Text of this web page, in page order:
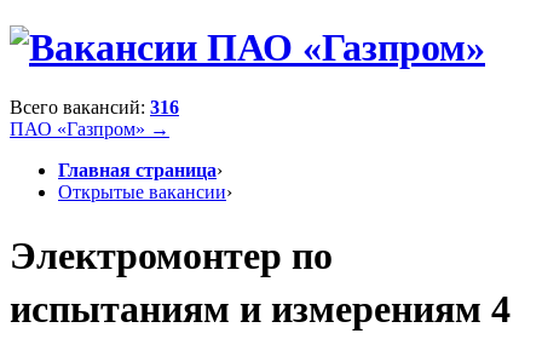
Всего вакансий: 316
ПАО «Газпром» →
Главная страница›
Открытые вакансии›
Электромонтер по
испытаниям и измерениям 4